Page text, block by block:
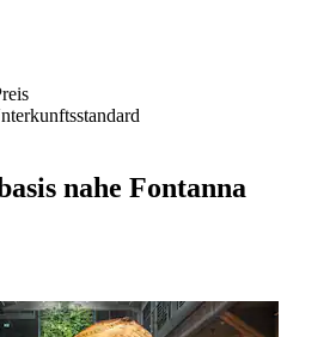
nahe Fontanna